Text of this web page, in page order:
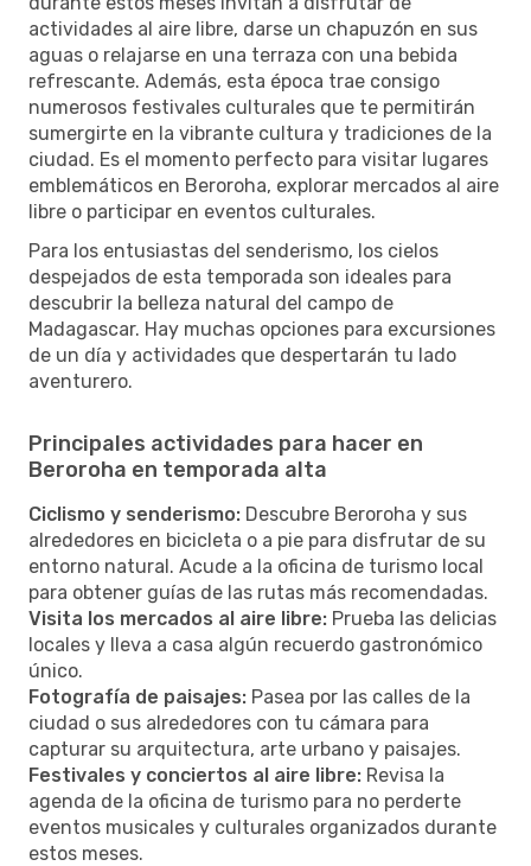
actividades al aire libre, darse un chapuzón en sus
aguas o relajarse en una terraza con una bebida
refrescante. Además, esta época trae consigo
numerosos festivales culturales que te permitirán
sumergirte en la vibrante cultura y tradiciones de la
ciudad. Es el momento perfecto para visitar lugares
emblemáticos en Beroroha, explorar mercados al aire
libre o participar en eventos culturales.
Para los entusiastas del senderismo, los cielos
despejados de esta temporada son ideales para
descubrir la belleza natural del campo de
Madagascar. Hay muchas opciones para excursiones
de un día y actividades que despertarán tu lado
aventurero.
Principales actividades para hacer en
Beroroha en temporada alta
Ciclismo y senderismo: Descubre Beroroha y sus
alrededores en bicicleta o a pie para disfrutar de su
entorno natural. Acude a la oficina de turismo local
para obtener guías de las rutas más recomendadas.
Visita los mercados al aire libre: Prueba las delicias
locales y lleva a casa algún recuerdo gastronómico
único.
Fotografía de paisajes: Pasea por las calles de la
ciudad o sus alrededores con tu cámara para
capturar su arquitectura, arte urbano y paisajes.
Festivales y conciertos al aire libre: Revisa la
agenda de la oficina de turismo para no perderte
eventos musicales y culturales organizados durante
estos meses.